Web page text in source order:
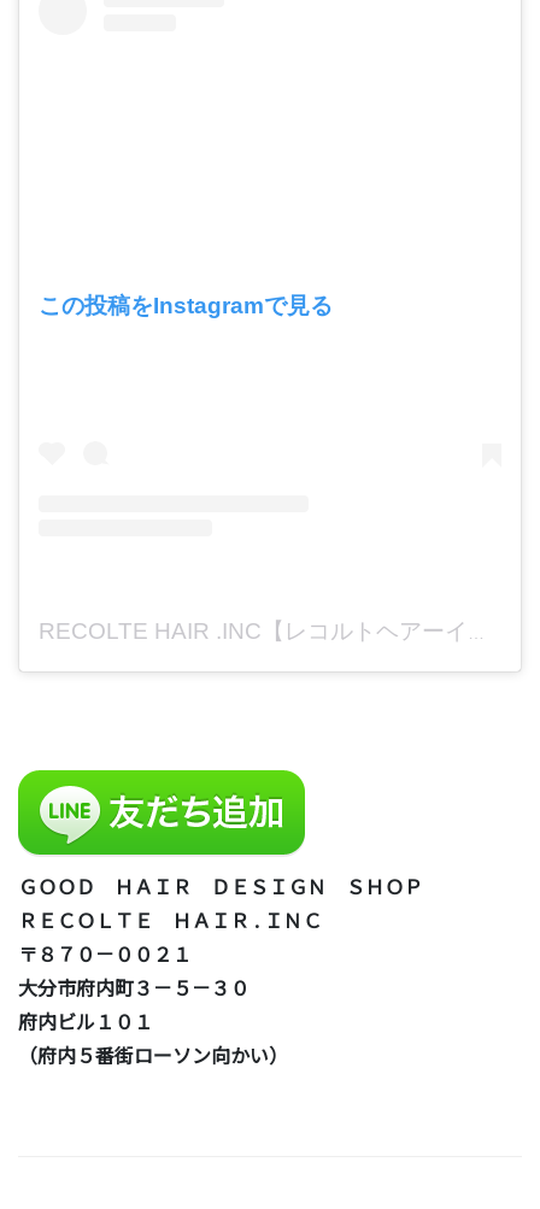
この投稿をInstagramで見る
ＧＯＯＤ ＨＡＩＲ ＤＥＳＩＧＮ ＳＨＯＰ
ＲＥＣＯＬＴＥ ＨＡＩＲ . ＩＮＣ
〒８７０－００２１
大分市府内町３－５－３０
府内ビル１０１
（府内５番街ローソン向かい）